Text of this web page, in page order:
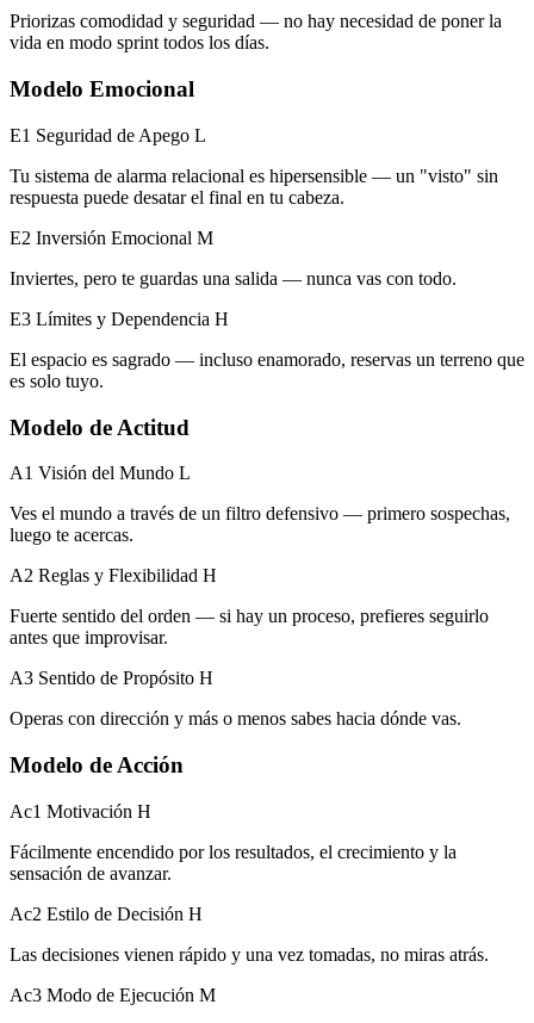
Priorizas comodidad y seguridad — no hay necesidad de poner la
vida en modo sprint todos los días.
Modelo Emocional
E1 Seguridad de Apego L
Tu sistema de alarma relacional es hipersensible — un "visto" sin
respuesta puede desatar el final en tu cabeza.
E2 Inversión Emocional M
Inviertes, pero te guardas una salida — nunca vas con todo.
E3 Límites y Dependencia H
El espacio es sagrado — incluso enamorado, reservas un terreno que
es solo tuyo.
Modelo de Actitud
A1 Visión del Mundo L
Ves el mundo a través de un filtro defensivo — primero sospechas,
luego te acercas.
A2 Reglas y Flexibilidad H
Fuerte sentido del orden — si hay un proceso, prefieres seguirlo
antes que improvisar.
A3 Sentido de Propósito H
Operas con dirección y más o menos sabes hacia dónde vas.
Modelo de Acción
Ac1 Motivación H
Fácilmente encendido por los resultados, el crecimiento y la
sensación de avanzar.
Ac2 Estilo de Decisión H
Las decisiones vienen rápido y una vez tomadas, no miras atrás.
Ac3 Modo de Ejecución M